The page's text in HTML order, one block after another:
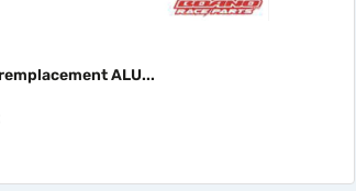
Aperçu rapide
ALU...